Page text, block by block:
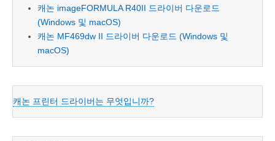
캐논 imageFORMULA R40II 드라이버 다운로드
(Windows 및 macOS)
캐논 MF469dw II 드라이버 다운로드 (Windows 및
macOS)
캐논 프린터 드라이버는 무엇입니까?